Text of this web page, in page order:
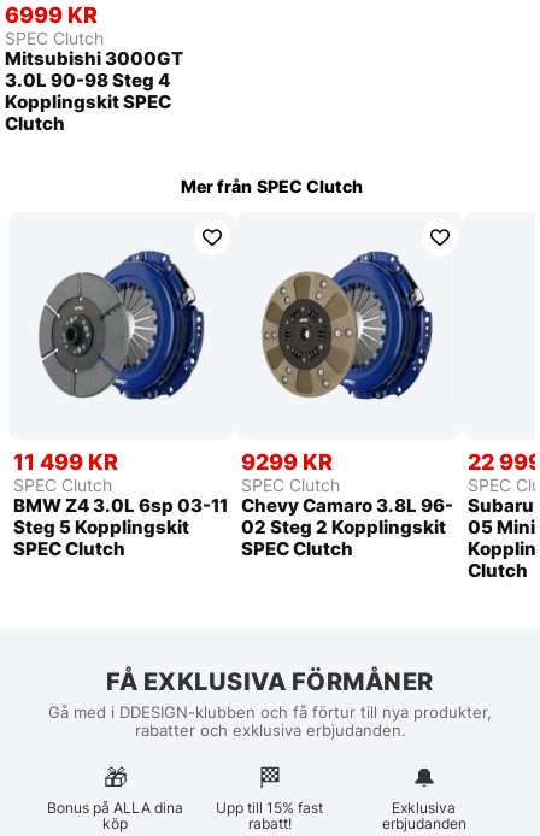
6999 KR
SPEC Clutch
Mitsubishi 3000GT
3.0L 90-98 Steg 4
Kopplingskit SPEC
Clutch
Mer från SPEC Clutch
11 499 KR
SPEC Clutch
BMW Z4 3.0L 6sp 03-11
Steg 5 Kopplingskit
SPEC Clutch
9299 KR
SPEC Clutch
Chevy Camaro 3.8L 96-
02 Steg 2 Kopplingskit
SPEC Clutch
22
SPEC
Subaru
05
Clutch
FÅ EXKLUSIVA FÖRMÅNER
Gå med i DDESIGN-klubben och få förtur till nya produkter,
rabatter och exklusiva erbjudanden.
🎁
Bonus på ALLA dina
köp
🏁︎
Upp till 15% fast
rabatt!
🔔
Exklusiva
erbjudanden